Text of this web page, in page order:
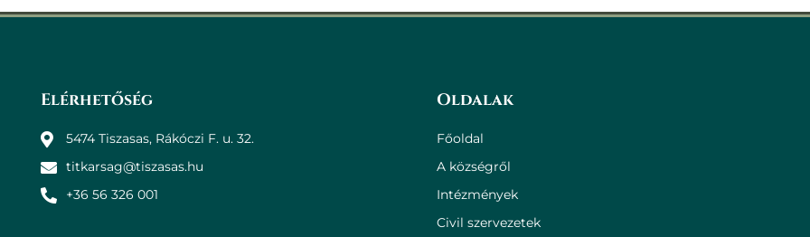
Elérhetőség
5474 Tiszasas, Rákóczi F. u. 32.
titkarsag@tiszasas.hu
+36 56 326 001
Oldalak
Főoldal
A községről
Intézmények
Civil szervezetek